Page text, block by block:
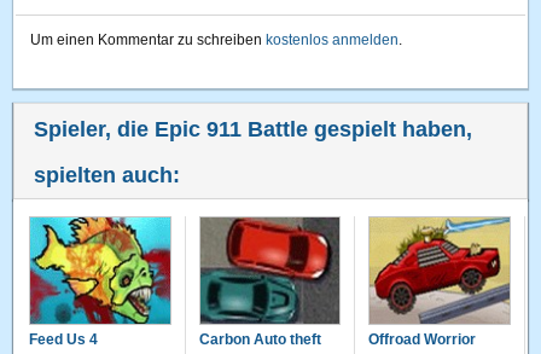
Um einen Kommentar zu schreiben kostenlos anmelden.
Spieler, die Epic 911 Battle gespielt haben,
spielten auch:
Feed Us 4 Carbon Auto theft Offroad Worrior